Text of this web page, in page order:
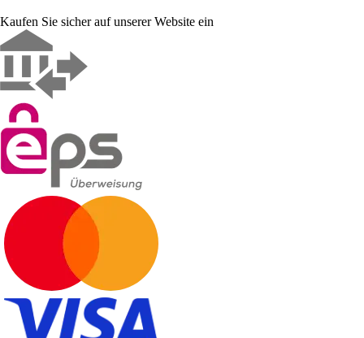
Kaufen Sie sicher auf unserer Website ein